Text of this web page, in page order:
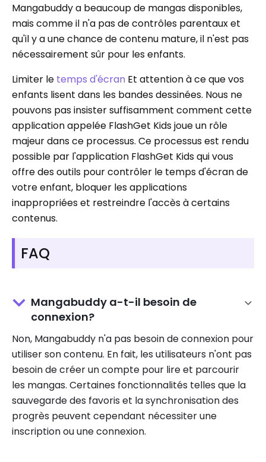
Mangabuddy a beaucoup de mangas disponibles,
mais comme il n'a pas de contrôles parentaux et
qu'il y a une chance de contenu mature, il n'est pas
nécessairement sûr pour les enfants.
Limiter le temps d'écran Et attention à ce que vos
enfants lisent dans les bandes dessinées. Nous ne
pouvons pas insister suffisamment comment cette
application appelée FlashGet Kids joue un rôle
majeur dans ce processus. Ce processus est rendu
possible par l'application FlashGet Kids qui vous
offre des outils pour contrôler le temps d'écran de
votre enfant, bloquer les applications
inappropriées et restreindre l'accès à certains
contenus.
FAQ
Mangabuddy a-t-il besoin de
connexion?
Non, Mangabuddy n'a pas besoin de connexion pour
utiliser son contenu. En fait, les utilisateurs n'ont pas
besoin de créer un compte pour lire et parcourir
les mangas. Certaines fonctionnalités telles que la
sauvegarde des favoris et la synchronisation des
progrès peuvent cependant nécessiter une
inscription ou une connexion.